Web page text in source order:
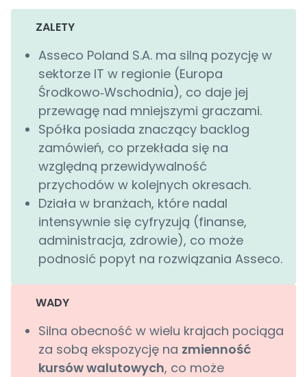
ZALETY
Asseco Poland S.A. ma silną pozycję w
sektorze IT w regionie (Europa
Środkowo‐Wschodnia), co daje jej
przewagę nad mniejszymi graczami.
Spółka posiada znaczący backlog
zamówień, co przekłada się na
względną przewidywalność
przychodów w kolejnych okresach.
Działa w branżach, które nadal
intensywnie się cyfryzują (finanse,
administracja, zdrowie), co może
podnosić popyt na rozwiązania Asseco.
WADY
Silna obecność w wielu krajach pociąga
za sobą ekspozycję na zmienność
kursów walutowych, co może